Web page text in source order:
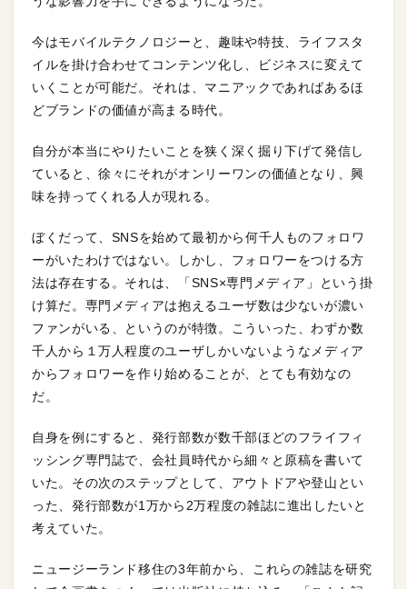
今はモバイルテクノロジーと、趣味や特技、ライフスタ
イルを掛け合わせてコンテンツ化し、ビジネスに変えて
いくことが可能だ。それは、マニアックであればあるほ
どブランドの価値が高まる時代。
自分が本当にやりたいことを狭く深く掘り下げて発信し
ていると、徐々にそれがオンリーワンの価値となり、興
味を持ってくれる人が現れる。
ぼくだって、SNSを始めて最初から何千人ものフォロワ
ーがいたわけではない。しかし、フォロワーをつける方
法は存在する。それは、「SNS×専門メディア」という掛
け算だ。専門メディアは抱えるユーザ数は少ないが濃い
ファンがいる、というのが特徴。こういった、わずか数
千人から１万人程度のユーザしかいないようなメディア
からフォロワーを作り始めることが、とても有効なの
だ。
自身を例にすると、発行部数が数千部ほどのフライフィ
ッシング専門誌で、会社員時代から細々と原稿を書いて
いた。その次のステップとして、アウトドアや登山とい
った、発行部数が1万から2万程度の雑誌に進出したいと
考えていた。
ニュージーランド移住の3年前から、これらの雑誌を研究